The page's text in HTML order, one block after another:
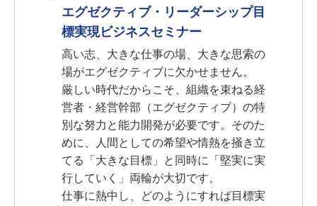
エグゼクティブ・リーダーシップ目
標実現ビジネスセミナー
高い志、大きな仕事の場、大きな思索の
場がエグゼクティブに欠かせません。
厳しい時代だからこそ、組織を束ねる経
営者・経営幹部（エグゼクティブ）の特
別な努力と能力開発が必要です。そのた
めに、人間としての希望や情熱を掻き立
てる「大きな目標」と同時に「堅実に実
行していく」両輪が大切です。
仕事に熱中し、どのようにすれば目標実